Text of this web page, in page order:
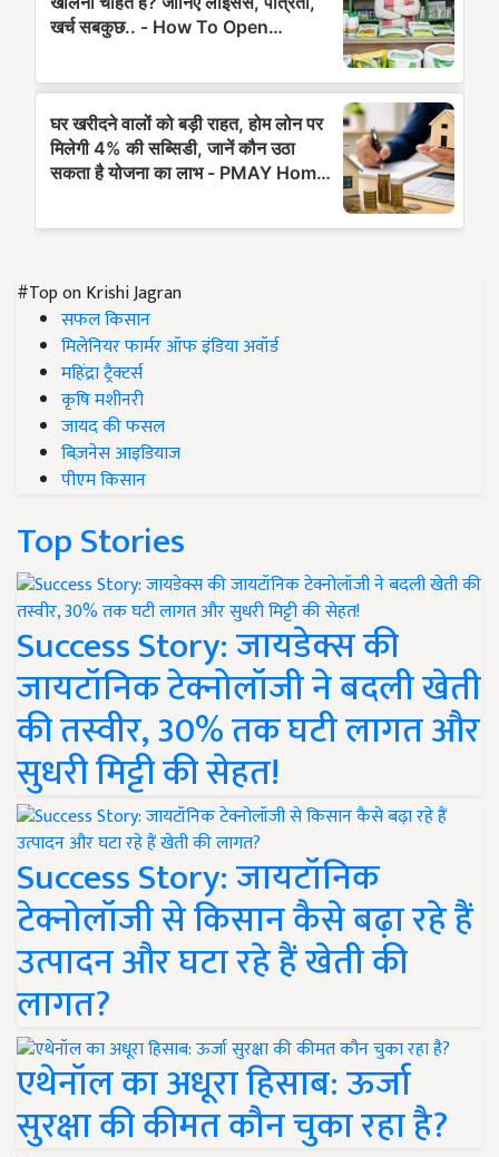
#Top on Krishi Jagran
सफल किसान
मिलेनियर फार्मर ऑफ इंडिया अवॉर्ड
महिंद्रा ट्रैक्टर्स
कृषि मशीनरी
जायद की फसल
बिज़नेस आइडियाज
पीएम किसान
Top Stories
Success Story: जायडेक्स की
जायटॉनिक टेक्नोलॉजी ने बदली खेती
की तस्वीर, 30% तक घटी लागत और
सुधरी मिट्टी की सेहत!
Success Story: जायटॉनिक
टेक्नोलॉजी से किसान कैसे बढ़ा रहे हैं
उत्पादन और घटा रहे हैं खेती की
लागत?
एथेनॉल का अधूरा हिसाब: ऊर्जा
सुरक्षा की कीमत कौन चुका रहा है?